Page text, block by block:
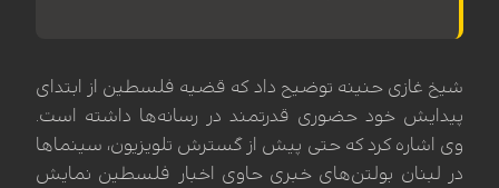
شیخ غازی حنینه توضیح داد که قضیه فلسطین از ابتدای
پیدایش خود حضوری قدرتمند در رسانه‌ها داشته است.
وی اشاره کرد که حتی پیش از گسترش تلویزیون، سینماها
در لبنان بولتن‌های خبری حاوی اخبار فلسطین نمایش